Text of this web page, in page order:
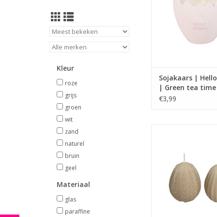
Kleur
roze
grijs
groen
wit
zand
naturel
bruin
geel
Materiaal
glas
paraffine
Sojakaars |
| Green tea
flame
€3,99
paasbrunch. Ze zijn
in diverse kleuren